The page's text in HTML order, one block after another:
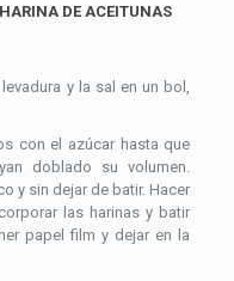
DE ACEITUNAS
y la sal en un bol,
con el azúcar hasta que
doblado su volumen.
y sin dejar de batir. Hacer
las harinas y batir
papel film y dejar en la